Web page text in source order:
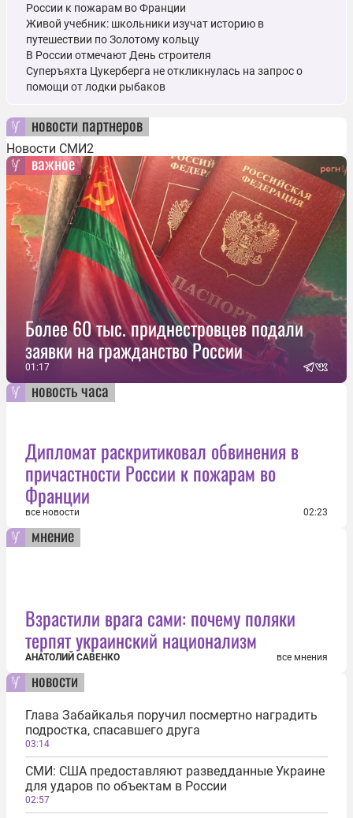
России к пожарам во Франции
Живой учебник: школьники изучат историю в
путешествии по Золотому кольцу
В России отмечают День строителя
Суперъяхта Цукерберга не откликнулась на запрос о
помощи от лодки рыбаков
новости партнеров
Новости СМИ2
важное
Более 60 тыс. приднестровцев подали
заявки на гражданство России
01:17
новость часа
Дипломат раскритиковал обвинения в
причастности России к пожарам во
Франции
все новости 02:23
мнение
Взрастили врага сами: почему поляки
терпят украинский национализм
АНАТОЛИЙ САВЕНКО все мнения
новости
Глава Забайкалья поручил посмертно наградить
подростка, спасавшего друга
03:14
СМИ: США предоставляют разведданные Украине
для ударов по объектам в России
02:57